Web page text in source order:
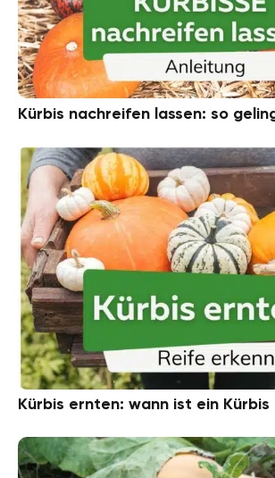
Kürbis nachreifen lassen: so
Kürbis ernten: wann ist ein Kürbis